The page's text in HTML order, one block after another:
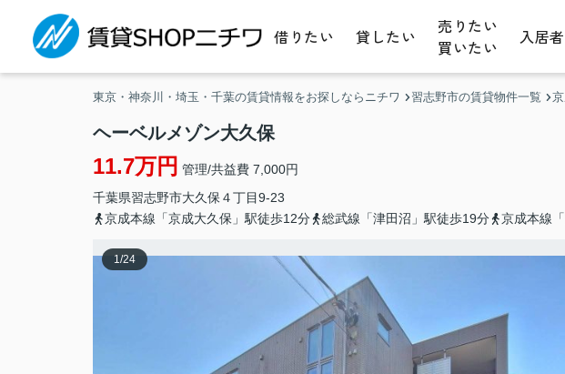
借りたい 貸したい
売りたい
買いたい
入居
東京・神奈川・埼玉・千葉の賃貸情報をお探しならニチワ 習志野市の賃貸物件一覧
ヘーベルメゾン大久保
11.7万円 管理/共益費 7,000円
千葉県習志野市大久保 ４丁目9-23
京成本線「京成大久保」駅徒歩12分
総武線「津田沼」駅徒歩19分 京成本線
1/24